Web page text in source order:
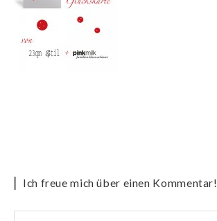
Ich freue mich über einen Kommentar!